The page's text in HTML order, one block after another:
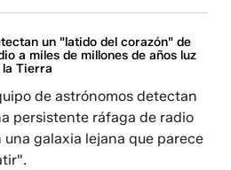
un "latido del corazón" de
a miles de millones de años luz
la Tierra
de astrónomos detectan
persistente ráfaga de radio
una galaxia lejana que parece